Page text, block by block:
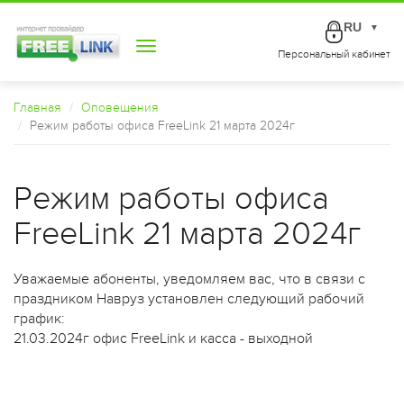
Toggle
Персональный кабинет
RU ▼
Главная
Оповещения
Режим работы офиса FreeLink 21 марта 2024г
Режим работы офиса
FreeLink 21 марта 2024г
Уважаемые абоненты, уведомляем вас, что в связи с
праздником Навруз установлен следующий рабочий
график:
21.03.2024г офис FreeLink и касса - выходной